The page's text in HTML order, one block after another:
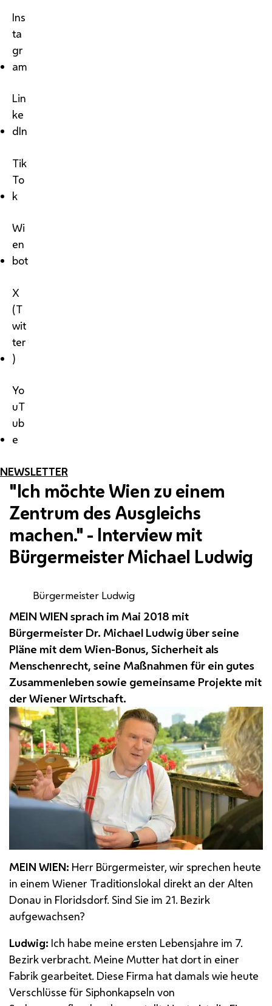
Ins
ta
gr
am
Lin
ke
dIn
Tik
To
k
Wi
en
bot
X
(T
wit
ter
)
Yo
uT
ub
e
NEWSLETTER
"Ich möchte Wien zu einem
Zentrum des Ausgleichs
machen." - Interview mit
Bürgermeister Michael Ludwig
Bürgermeister Ludwig
MEIN WIEN sprach im Mai 2018 mit
Bürgermeister Dr. Michael Ludwig über seine
Pläne mit dem Wien-Bonus, Sicherheit als
Menschenrecht, seine Maßnahmen für ein gutes
Zusammenleben sowie gemeinsame Projekte mit
der Wiener Wirtschaft.
MEIN WIEN: Herr Bürgermeister, wir sprechen heute
in einem Wiener Traditionslokal direkt an der Alten
Donau in Floridsdorf. Sind Sie im 21. Bezirk
aufgewachsen?
Ludwig: Ich habe meine ersten Lebensjahre im 7.
Bezirk verbracht. Meine Mutter hat dort in einer
Fabrik gearbeitet. Diese Firma hat damals wie heute
Verschlüsse für Siphonkapseln von